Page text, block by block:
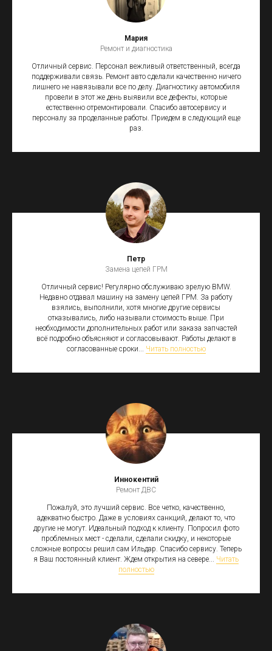
Мария
Ремонт и диагностика
Отличный сервис. Персонал вежливый ответственный, всегда
поддерживали связь. Ремонт авто сделали качественно ничего
лишнего не навязывали все по делу. Диагностику автомобиля
провели в этот же день выявили все дефекты, которые
естественно отремонтировали. Спасибо автосервису и
персоналу за проделанные работы. Приедем в следующий еще
раз.
Петр
Замена цепей ГРМ
Отличный сервис! Регулярно обслуживаю зрелую BMW.
Недавно отдавал машину на замену цепей ГРМ. За работу
взялись, выполнили, хотя многие другие сервисы
отказывались, либо называли стоимость выше. При
необходимости дополнительных работ или заказа запчастей
всё подробно объясняют и согласовывают. Работы делают в
согласованные сроки... Читать полностью
Иннокентий
Ремонт ДВС
Пожалуй, это лучший сервис. Все четко, качественно,
адекватно быстро. Даже в условиях санкций, делают то, что
другие не могут. Идеальный подход к клиенту. Попросил фото
проблемных мест - сделали, сделали скидку, и некоторые
сложные вопросы решил сам Ильдар. Спасибо сервису. Теперь
я Ваш постоянный клиент. Ждем открытия на севере... Читать
полностью